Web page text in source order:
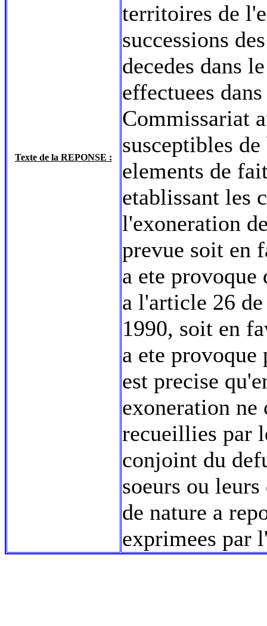
Texte de la REPONSE :
territoires de
successions
decedes dans
effectuees
Commissariat
susceptibles
elements de
etablissant les
l'exoneration
prevue soit en
a ete
a l'article 26
1990, soit en
a ete
est precise
exoneration ne
recueillies par
conjoint du
soeurs ou
de nature a
exprimees par